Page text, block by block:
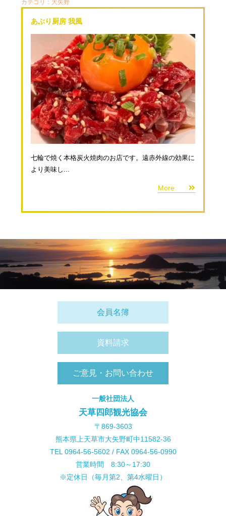
カテゴリ： 大矢野
あぶり厨房 我風
七輪で焼く本格炭火焼肉のお店です。遠赤外線の効果に
より美味し...
More
会員名簿
資料請求
ご意見・お問い合わせ
一般社団法人
天草四郎観光協会
〒869-3603
熊本県上天草市大矢野町中11582-36
TEL 0964-56-5602 / FAX 0964-56-0990
営業時間 8:30～17:30
※定休日（毎月第2、第4水曜日）